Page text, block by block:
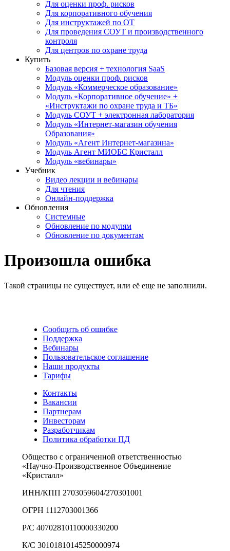
Для оценки проф. рисков
Для корпоративного обучения
Для инструктажей по ОТ
Для проведения СОУТ и производственного
контроля
Для центров по охране труда
Купить
Базовая версия + технология SaaS
Модуль оценки проф. рисков
Модуль «Коммерческое образование»
Модуль «Корпоративное обучение» +
«Инструктажи по охране труда и ТБ»
Модуль СОУТ + электронная лаборатория
Модуль «Интернет-магазин обучения
Образования»
Модуль «Агент Интернет-магазина»
Модуль Агент МИОБС Кристалл
Модуль «вебинары»
Учебник
Видео лекции и вебинары
Для чтения
Онлайн-поддержка
Обновления
Системные
Обновление по модулям
Обновление по документам
Произошла ошибка
Такой страницы не существует, или её еще не заполнили.
Сообщить об ошибке
Поддержка
Вебинары
Пользовательское соглашение
Наши продукты
Тарифы
Контакты
Вакансии
Партнерам
Инвесторам
Разработчикам
Политика обработки ПД
Общество с ограниченной ответственностью
«Научно-Производственное Объединение
«Кристалл»
ИНН/КПП 2703059604/270301001
ОГРН 1112703001366
Р/С 40702810110000330200
К/С 30101810145250000974